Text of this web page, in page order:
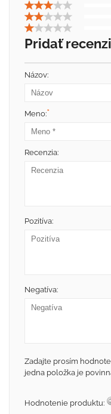
Pridať
Názov:
Meno:*
Recenzia:
Pozitíva:
Negatíva:
Zadajte prosím
jedna položka je
Hodnotenie produktu: